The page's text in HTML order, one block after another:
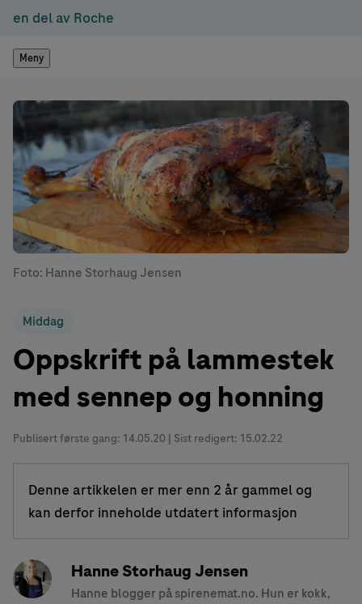
en del av Roche
Meny
Foto: Hanne Storhaug Jensen
Middag
Oppskrift på lammestek
med sennep og honning
Publisert første gang: 14.05.20 | Sist redigert: 15.02.22
Denne artikkelen er mer enn 2 år gammel og
kan derfor inneholde utdatert informasjon
Hanne Storhaug Jensen
Hanne blogger på spirenemat.no. Hun er kokk,